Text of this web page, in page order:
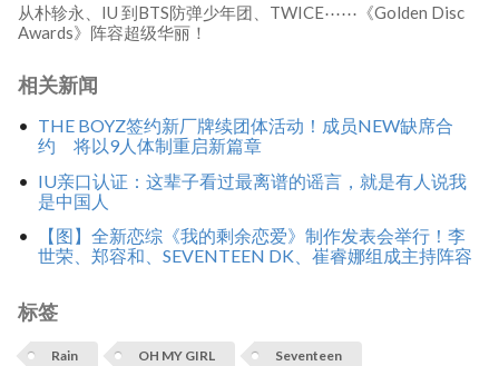
从朴轸永、IU 到BTS防弹少年团、TWICE⋯⋯《Golden Disc
Awards》阵容超级华丽！
相关新闻
THE BOYZ签约新厂牌续团体活动！成员NEW缺席合
约 将以9人体制重启新篇章
IU亲口认证：这辈子看过最离谱的谣言，就是有人说我
是中国人
【图】全新恋综《我的剩余恋爱》制作发表会举行！李
世荣、郑容和、SEVENTEEN DK、崔睿娜组成主持阵容
标签
Rain OH MY GIRL Seventeen